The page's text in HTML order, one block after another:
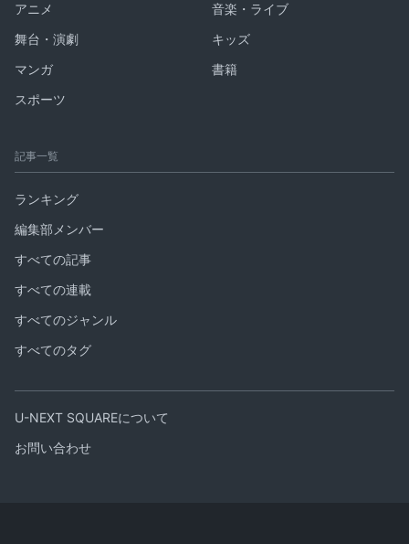
アニメ
音楽・ライブ
舞台・演劇
キッズ
マンガ
書籍
スポーツ
記事一覧
ランキング
編集部メンバー
すべての記事
すべての連載
すべてのジャンル
すべてのタグ
U-NEXT SQUAREについて
お問い合わせ